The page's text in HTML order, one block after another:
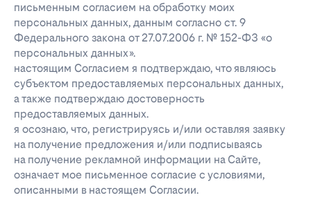
письменным согласием на обработку моих
персональных данных, данным согласно ст. 9
Федерального закона от 27.07.2006 г. № 152-ФЗ «о
персональных данных».
настоящим Согласием я подтверждаю, что являюсь
субъектом предоставляемых персональных данных,
а также подтверждаю достоверность
предоставляемых данных.
я осознаю, что, регистрируясь и/или оставляя заявку
на получение предложения и/или подписываясь
на получение рекламной информации на Сайте,
означает мое письменное согласие с условиями,
описанными в настоящем Согласии.